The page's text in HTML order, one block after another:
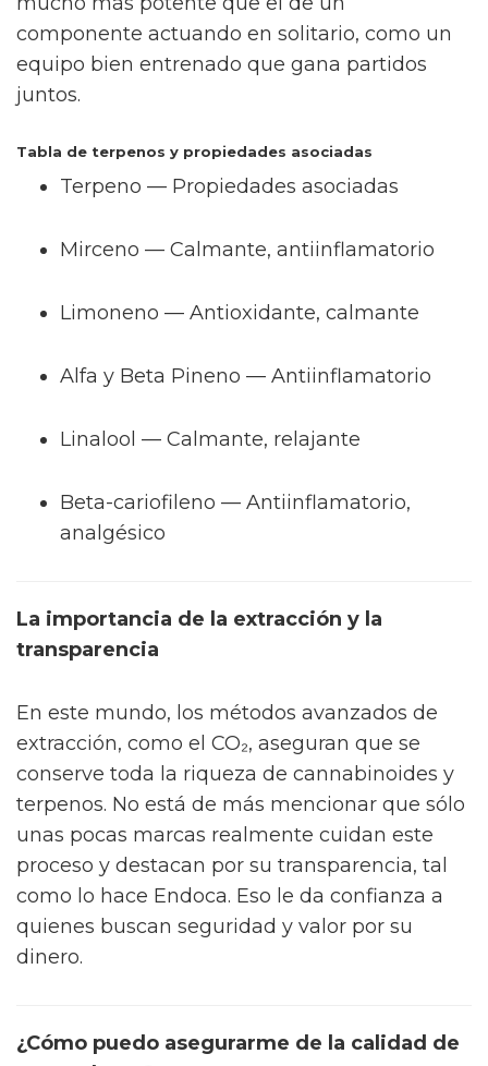
componente actuando en solitario, como un
equipo bien entrenado que gana partidos
juntos.
Tabla de terpenos y propiedades asociadas
Terpeno — Propiedades asociadas
Mirceno — Calmante, antiinflamatorio
Limoneno — Antioxidante, calmante
Alfa y Beta Pineno — Antiinflamatorio
Linalool — Calmante, relajante
Beta-cariofileno — Antiinflamatorio,
analgésico
La importancia de la extracción y la
transparencia
En este mundo, los métodos avanzados de
extracción, como el CO₂, aseguran que se
conserve toda la riqueza de cannabinoides y
terpenos. No está de más mencionar que sólo
unas pocas marcas realmente cuidan este
proceso y destacan por su transparencia, tal
como lo hace Endoca. Eso le da confianza a
quienes buscan seguridad y valor por su
dinero.
¿Cómo puedo asegurarme de la calidad de